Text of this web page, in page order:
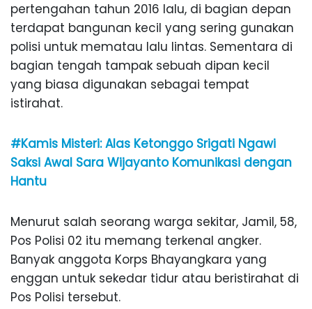
pertengahan tahun 2016 lalu, di bagian depan
terdapat bangunan kecil yang sering gunakan
polisi untuk mematau lalu lintas. Sementara di
bagian tengah tampak sebuah dipan kecil
yang biasa digunakan sebagai tempat
istirahat.
#Kamis Misteri: Alas Ketonggo Srigati Ngawi
Saksi Awal Sara Wijayanto Komunikasi dengan
Hantu
Menurut salah seorang warga sekitar, Jamil, 58,
Pos Polisi 02 itu memang terkenal angker.
Banyak anggota Korps Bhayangkara yang
enggan untuk sekedar tidur atau beristirahat di
Pos Polisi tersebut.